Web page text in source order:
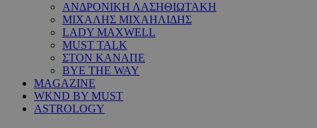
ΑΝΔΡΟΝΙΚΗ ΛΑΣΗΘΙΩΤΑΚΗ
ΜΙΧΑΛΗΣ ΜΙΧΑΗΛΙΔΗΣ
LADY MAXWELL
MUST TALK
ΣΤΟΝ ΚΑΝΑΠΕ
BYE THE WAY
MAGAZINE
WKND BY MUST
ASTROLOGY